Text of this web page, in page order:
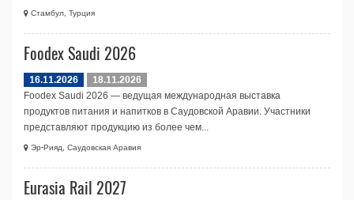
Стамбул, Турция
Foodex Saudi 2026
16.11.2026
18.11.2026
Foodex Saudi 2026 — ведущая международная выставка
продуктов питания и напитков в Саудовской Аравии. Участники
представляют продукцию из более чем...
Эр-Рияд, Саудовская Аравия
Eurasia Rail 2027